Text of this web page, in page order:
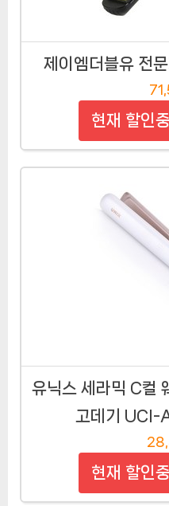
제이엠더블유 전
현재 할인
유닉스 세라믹 C컬
고데기 UCI-
현재 할인